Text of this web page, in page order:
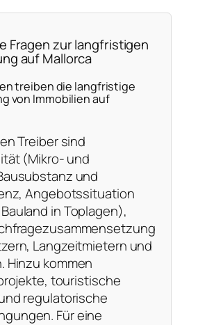
Fragen zur langfristigen
auf Mallorca
treiben die langfristige
von Immobilien auf
Treiber sind
(Mikro- und
und
Angebotssituation
in Toplagen),
Langzeitmietern und
Hinzu kommen
touristische
regulatorische
Für eine